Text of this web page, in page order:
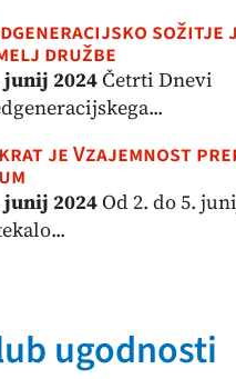
sožitje
družbe
junij 2024Četrti Dnevi
je Vzajemnost
junij 2024Od 2. do 5.
ugodnosti